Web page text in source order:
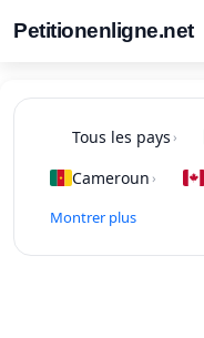
Petitionenligne.net
Tous les pays ›
Cameroun ›
Montrer plus